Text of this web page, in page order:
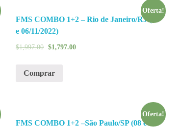
Oferta!
FMS COMBO 1+2 – Rio de Janeiro/RJ (05
e 06/11/2022)
$1,997.00 $1,797.00
Comprar
Oferta!
FMS COMBO 1+2 –São Paulo/SP (08 e